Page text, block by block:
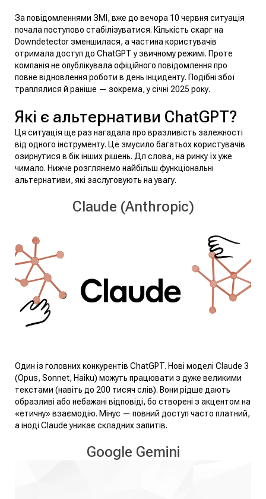
За повідомленнями ЗМІ, вже до вечора 10 червня ситуація
почала поступово стабілізуватися. Кількість скарг на
Downdetector зменшилася, а частина користувачів
отримала доступ до ChatGPT у звичному режимі. Проте
компанія не опублікувала офіційного повідомлення про
повне відновлення роботи в день інциденту. Подібні збої
траплялися й раніше — зокрема, у січні 2025 року.
Які є альтернативи ChatGPT?
Ця ситуація ще раз нагадала про вразливість залежності
від одного інструменту. Це змусило багатьох користувачів
озирнутися в бік інших рішень. Дл слова, на ринку їх уже
чимало. Нижче розглянемо найбільш функціональні
альтернативи, які заслуговують на увагу.
Claude (Anthropic)
Один із головних конкурентів ChatGPT. Нові моделі Claude 3
(Opus, Sonnet, Haiku) можуть працювати з дуже великими
текстами (навіть до 200 тисяч слів). Вони рідше дають
образливі або небажані відповіді, бо створені з акцентом на
«етичну» взаємодію. Мінус — повний доступ часто платний,
а іноді Claude уникає складних запитів.
Google Gemini